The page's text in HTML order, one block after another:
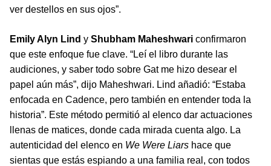
ver destellos en sus ojos”.
Emily Alyn Lind y Shubham Maheshwari confirmaron
que este enfoque fue clave. “Leí el libro durante las
audiciones, y saber todo sobre Gat me hizo desear el
papel aún más”, dijo Maheshwari. Lind añadió: “Estaba
enfocada en Cadence, pero también en entender toda la
historia”. Este método permitió al elenco dar actuaciones
llenas de matices, donde cada mirada cuenta algo. La
autenticidad del elenco en We Were Liars hace que
sientas que estás espiando a una familia real, con todos